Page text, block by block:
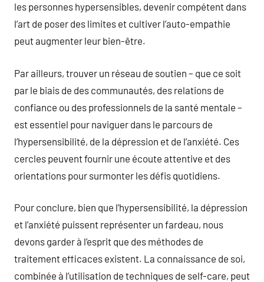
les personnes hypersensibles, devenir compétent dans
l’art de poser des limites et cultiver l’auto-empathie
peut augmenter leur bien-être.
Par ailleurs, trouver un réseau de soutien – que ce soit
par le biais de des communautés, des relations de
confiance ou des professionnels de la santé mentale –
est essentiel pour naviguer dans le parcours de
l’hypersensibilité, de la dépression et de l’anxiété. Ces
cercles peuvent fournir une écoute attentive et des
orientations pour surmonter les défis quotidiens.
Pour conclure, bien que l’hypersensibilité, la dépression
et l’anxiété puissent représenter un fardeau, nous
devons garder à l’esprit que des méthodes de
traitement efficaces existent. La connaissance de soi,
combinée à l’utilisation de techniques de self-care, peut